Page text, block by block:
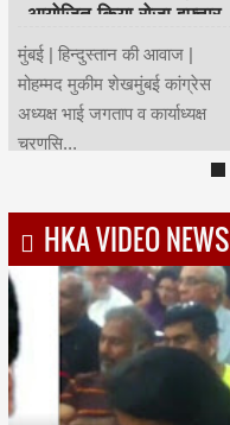
आयोजित किया रोजा इफ्तार
मुंबई | हिन्दुस्तान की आवाज |
मोहम्मद मुकीम शेखमुंबई कांग्रेस
अध्यक्ष भाई जगताप व कार्याध्यक्ष
चरणसि...
HKA VIDEO NEWS